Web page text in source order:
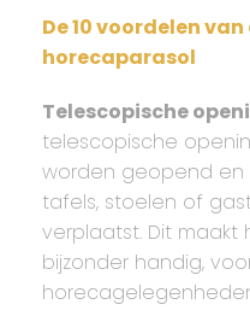
De 10 voordelen
horecaparasol
Telescopische
telescopische
worden geopend
tafels, stoelen of
verplaatst. Dit maakt
bijzonder handig,